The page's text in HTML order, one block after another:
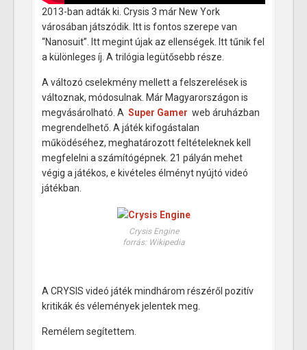
2013-ban adták ki. Crysis 3 már New York
városában játszódik. Itt is fontos szerepe van
“Nanosuit”. Itt megint újak az ellenségek. Itt tűnik fel
a különleges íj. A trilógia legütősebb része.
A változó cselekmény mellett a felszerelések is
változnak, módosulnak. Már Magyarországon is
megvásárolható. A Super Gamer web áruházban
megrendelhető. A játék kifogástalan
működéséhez, meghatározott feltételeknek kell
megfelelni a számítógépnek. 21 pályán mehet
végig a játékos, e kivételes élményt nyújtó videó
játékban.
Crysis Engine
forrás: Wikipedia
A CRYSIS videó játék mindhárom részéről pozitív
kritikák és vélemények jelentek meg.
Remélem segítettem.